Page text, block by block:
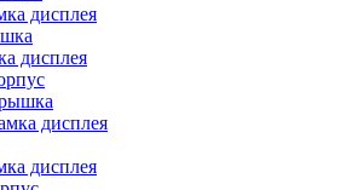
дисплея
дисплея
дисплея
дисплея